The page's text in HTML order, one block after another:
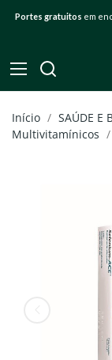
Portes gratuitos em
Início SAÚDE E
Multivitamínicos